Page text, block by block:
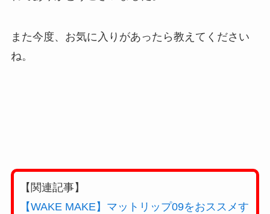
また今度、お気に入りがあったら教えてください
ね。
【関連記事】
【WAKE MAKE】マットリップ09をおススメす